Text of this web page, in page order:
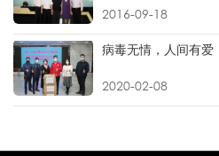
2016-09-18
病毒无情，人间有爱
2020-02-08